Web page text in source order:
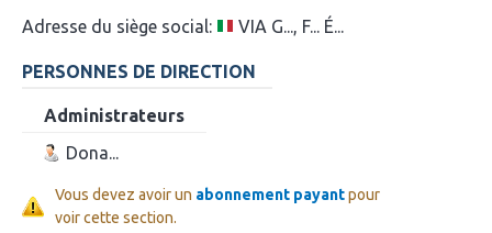
Adresse du siège social:
VIA G..., F... É...
PERSONNES DE DIRECTION
Administrateurs
Dona...
Vous devez avoir un abonnement payantpour
voir cette section.